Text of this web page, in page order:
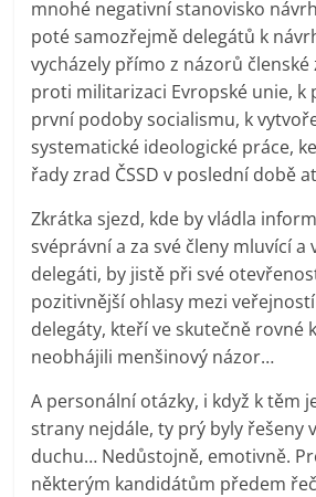
mnohé negativní stanovisko
poté samozřejmě delegátů k
vycházely přímo z názorů členské
proti militarizaci Evropské unie, k
první podoby socialismu, k
systematické ideologické práce,
řady zrad ČSSD v poslední době
Zkrátka sjezd, kde by vládla
svéprávní a za své členy mluvící a
delegáti, by jistě při své
pozitivnější ohlasy mezi
delegáty, kteří ve skutečně rovné
neobhájili menšinový názor…
A personální otázky, i když k těm
strany nejdále, ty prý byly řešeny
duchu… Nedůstojně, emotivně.
některým kandidátům předem